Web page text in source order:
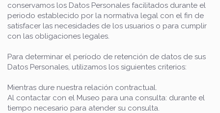
conservamos los Datos Personales facilitados durante el
periodo establecido por la normativa legal con el fin de
satisfacer las necesidades de los usuarios o para cumplir
con las obligaciones legales.
Para determinar el período de retención de datos de sus
Datos Personales, utilizamos los siguientes criterios:
Mientras dure nuestra relación contractual.
Al contactar con el Museo para una consulta: durante el
tiempo necesario para atender su consulta.